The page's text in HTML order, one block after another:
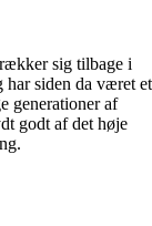
sig tilbage i
siden da været et
generationer af
godt af det høje